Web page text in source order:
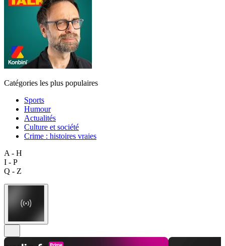
Catégories les plus populaires
Sports
Humour
Actualités
Culture et société
Crime : histoires vraies
A - H
I - P
Q - Z